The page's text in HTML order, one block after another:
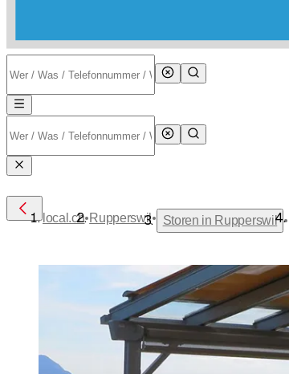
local.ch•Rupperswil• Storen in Rupperswil •